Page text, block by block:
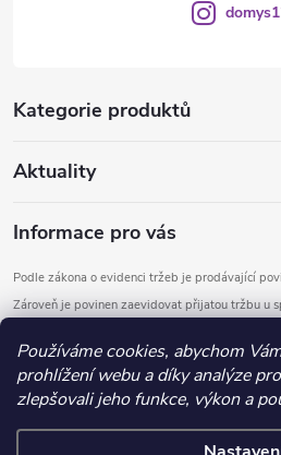
Používáme cookies, abychom
prohlížení webu a díky analýze
zlepšovali jeho funkce, výkon a
Kategorie produktů
Aktuality
Informace pro vás
Podle zákona o evidenci tržeb je prodávající
Zároveň je povinen zaevidovat přijatou tržbu u
Copyright 2026DOMYS. Všechna